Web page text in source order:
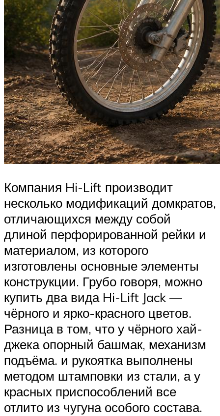
Компания Hi-Lift производит
несколько модификаций домкратов,
отличающихся между собой
длиной перфорированной рейки и
материалом, из которого
изготовлены основные элементы
конструкции. Грубо говоря, можно
купить два вида Hi-Lift Jack —
чёрного и ярко-красного цветов.
Разница в том, что у чёрного хай-
джека опорный башмак, механизм
подъёма. и рукоятка выполнены
методом штамповки из стали, а у
красных приспособлений все
отлито из чугуна особого состава.